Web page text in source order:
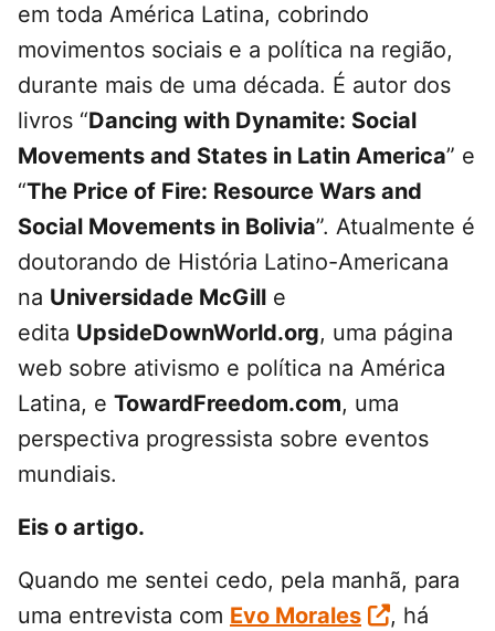
em toda América Latina, cobrindo
movimentos sociais e a política na região,
durante mais de uma década. É autor dos
livros “Dancing with Dynamite: Social
Movements and States in Latin America” e
“The Price of Fire: Resource Wars and
Social Movements in Bolivia”. Atualmente é
doutorando de História Latino-Americana
na Universidade McGill e
edita UpsideDownWorld.org, uma página
web sobre ativismo e política na América
Latina, e TowardFreedom.com, uma
perspectiva progressista sobre eventos
mundiais.
Eis o artigo.
Quando me sentei cedo, pela manhã, para
uma entrevista com Evo Morales
, há